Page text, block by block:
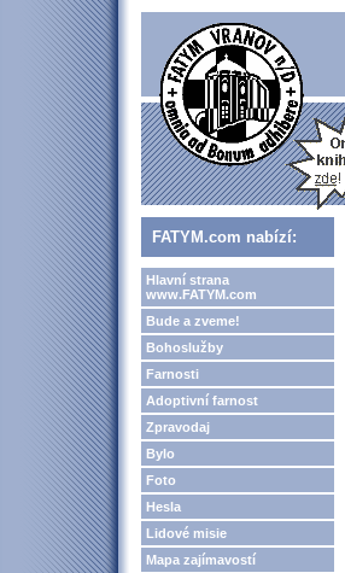
FATYM.com nabízí:
Hlavní strana
www.FATYM.com
Bude a zveme!
Bohoslužby
Farnosti
Adoptivní farnost
Zpravodaj
Bylo
Foto
Hesla
Lidové misie
Mapa zajímavostí